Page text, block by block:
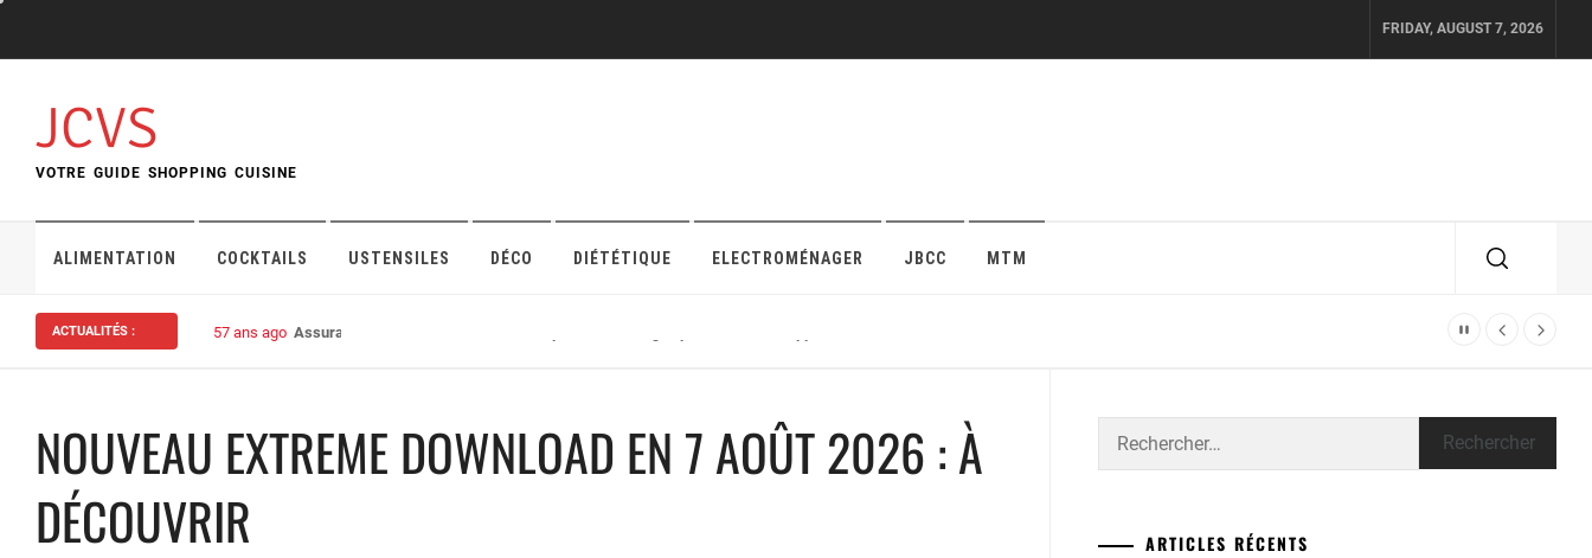
content
FRIDAY, AUGUST 7, 2026
JCVS
VOTRE GUIDE SHOPPING CUISINE
ALIMENTATION COCKTAILS USTENSILES DÉCO DIÉTÉTIQUE ELECTROMÉNAGER JBCC MTM
ACTUALITÉS : 57 ans ago Assurance habitation : bien choisir sa protection en ligne pour maison ou appartement
NOUVEAU EXTREME DOWNLOAD EN 7 AOÛT 2026 : À
DÉCOUVRIR
ARTICLES RÉCENTS